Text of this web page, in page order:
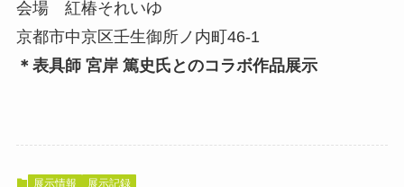
会場 紅椿それいゆ
京都市中京区壬生御所ノ内町46-1
＊表具師 宮岸 篤史氏とのコラボ作品展示
展示情報 展示記録